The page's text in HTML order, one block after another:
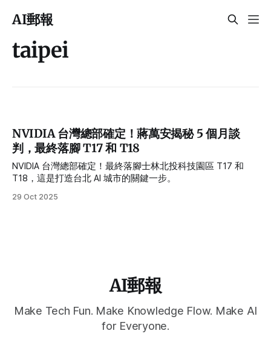
AI郵報
taipei
NVIDIA 台灣總部確定！蔣萬安揭秘 5 個月談
判，最終落腳 T17 和 T18
NVIDIA 台灣總部確定！最終落腳士林北投科技園區 T17 和
T18，這是打造台北 AI 城市的關鍵一步。
29 Oct 2025
AI郵報
Make Tech Fun. Make Knowledge Flow. Make AI
for Everyone.